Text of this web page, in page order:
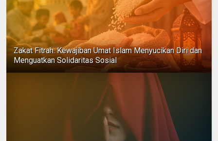
Zakat Fitrah: Kewajiban Umat Islam Menyucikan Diri dan
Menguatkan Solidaritas Sosial